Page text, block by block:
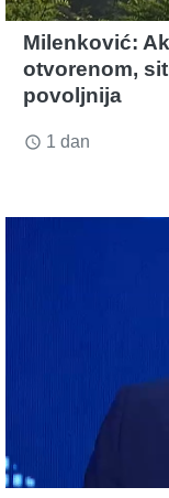
Milenković:
otvorenom,
povoljnija
access_time 1 dan